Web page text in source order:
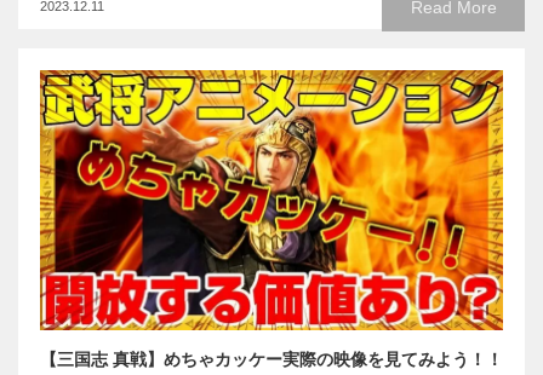
Read More
2023.12.11
【三国志 真戦】めちゃカッケー実際の映像を見てみよう！！